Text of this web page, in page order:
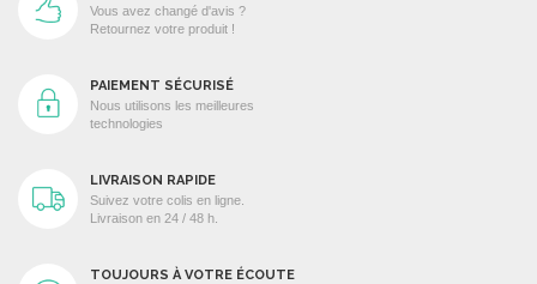
Vous avez changé d'avis ?
Retournez votre produit !
PAIEMENT SÉCURISÉ
Nous utilisons les meilleures
technologies
LIVRAISON RAPIDE
Suivez votre colis en ligne.
Livraison en 24 / 48 h.
TOUJOURS À VOTRE ÉCOUTE